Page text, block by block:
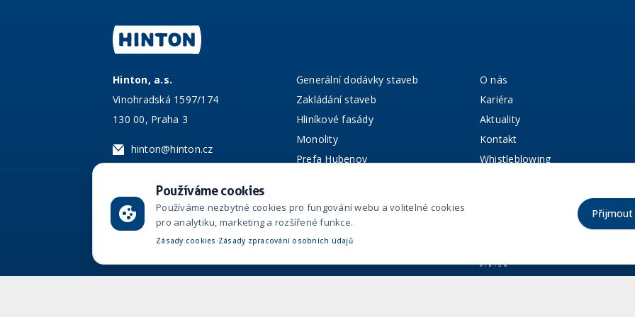
Používáme cookies
Používáme nezbytné cookies pro fungování webu a volitelné cookies
pro analytiku, marketing a rozšířené funkce.
Zásady cookies ·Zásady zpracování osobních údajů
Přijmout
Hinton, a.s.
Vinohradská 1597/174
130 00, Praha 3
hinton@hinton.cz
+420 776 466 976
Generální dodávky staveb
Zakládání staveb
Hliníkové fasády
Monolity
Prefa Hubenov
O nás
Kariéra
Aktuality
Kontakt
Whistleblowing